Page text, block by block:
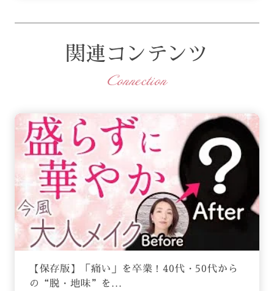
関連コンテンツ
Connection
【保存版】「痛い」を卒業！40代・50代から
の“脱・地味”を...